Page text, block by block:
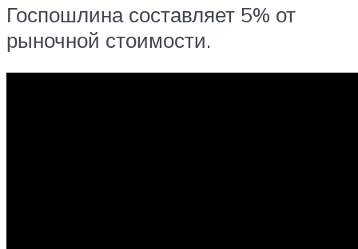
Госпошлина составляет 5% от
рыночной стоимости.